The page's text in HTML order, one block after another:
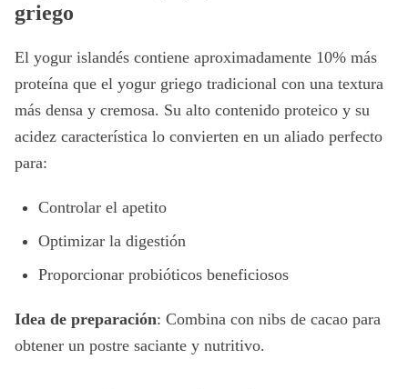
griego
El yogur islandés contiene aproximadamente 10% más
proteína que el yogur griego tradicional con una textura
más densa y cremosa. Su alto contenido proteico y su
acidez característica lo convierten en un aliado perfecto
para:
Controlar el apetito
Optimizar la digestión
Proporcionar probióticos beneficiosos
Idea de preparación: Combina con nibs de cacao para
obtener un postre saciante y nutritivo.